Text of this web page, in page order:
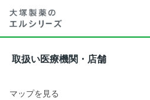
取扱い医療機関・店舗
マップを見る